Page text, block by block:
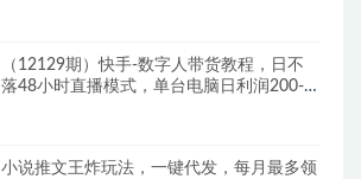
（12129期）快手-数字人带货教程，日不
落48小时直播模式，单台电脑日利润200-
小说推文王炸玩法，一键代发，每月最多领